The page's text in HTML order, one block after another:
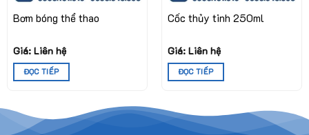
Bơm bóng thể thao
Giá: Liên hệ
ĐỌC TIẾP
Cốc thủy tinh 250ml
Giá: Liên hệ
ĐỌC TIẾP